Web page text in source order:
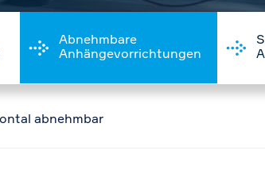
Abnehmbare
Anhängevorrichtungen
abnehmbar